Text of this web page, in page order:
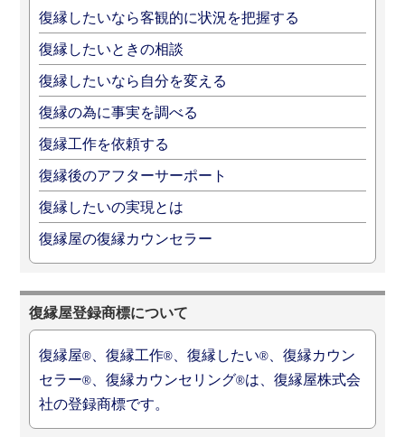
復縁したいなら客観的に状況を把握する
復縁したいときの相談
復縁したいなら自分を変える
復縁の為に事実を調べる
復縁工作を依頼する
復縁後のアフターサーポート
復縁したいの実現とは
復縁屋の復縁カウンセラー
復縁屋登録商標について
復縁屋®、復縁工作®、復縁したい®、復縁カウン
セラー®、復縁カウンセリング®は、復縁屋株式会
社の登録商標です。